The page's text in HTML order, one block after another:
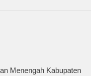
Menengah Kabupaten